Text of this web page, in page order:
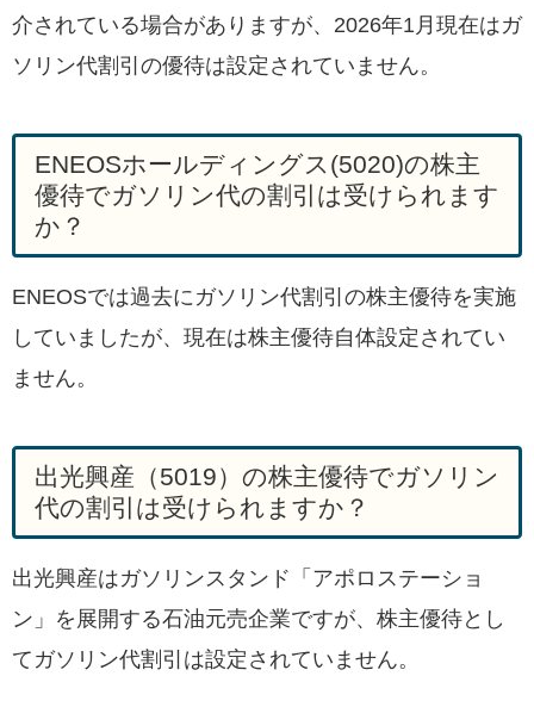
介されている場合がありますが、2026年1月現在はガ
ソリン代割引の優待は設定されていません。
ENEOSホールディングス(5020)の株主
優待でガソリン代の割引は受けられます
か？
ENEOSでは過去にガソリン代割引の株主優待を実施
していましたが、現在は株主優待自体設定されてい
ません。
出光興産（5019）の株主優待でガソリン
代の割引は受けられますか？
出光興産はガソリンスタンド「アポロステーショ
ン」を展開する石油元売企業ですが、株主優待とし
てガソリン代割引は設定されていません。